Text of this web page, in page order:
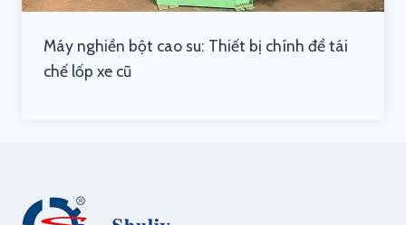
Máy nghiền bột cao su: Thiết bị chính để tái
chế lốp xe cũ